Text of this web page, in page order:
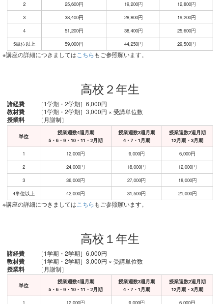
2
25,600円 19,200円
12,800円
3
38,400円 28,800円
19,200円
4
51,200円 38,400円
25,600円
5単位以上
59,000円 44,250円 29,500円
※講座の詳細につきましては こちら もご参照願います。
高校２年生
諸経費 ［1学期・2学期］6,000円
教材費 ［1学期・2学期］3,000円 × 受講単位数
授業料 ［月謝制］
単位
授業週数4週月期
5・6・9・10・11・2月期
授業週数3週月期
4・7・1月期
授業週数2週月期
12月期・3月期
1
12,000円 9,000円
6,000円
2
24,000円 18,000円
12,000円
3
36,000円 27,000円
18,000円
4単位以上
42,000円 31,500円 21,000円
※講座の詳細につきましては こちら もご参照願います。
高校１年生
諸経費 ［1学期・2学期］6,000円
教材費 ［1学期・2学期］3,000円 × 受講単位数
授業料 ［月謝制］
単位
授業週数4週月期
5・6・9・10・11・2月期
授業週数3週月期
4・7・1月期
授業週数2週月期
12月期・3月期